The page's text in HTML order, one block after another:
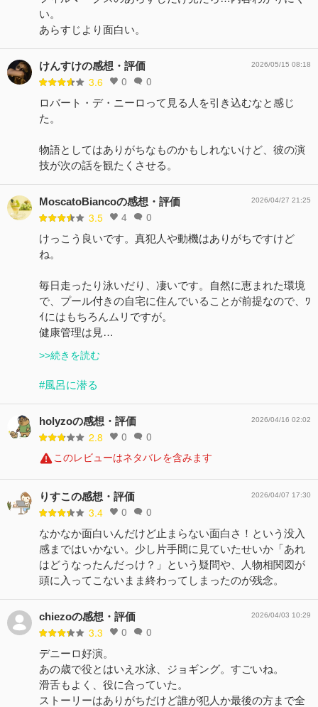
い。
あらすじより面白い。
けんすけの感想・評価
3.6 0 0
2026/05/15 08:18
ロバート・デ・ニーロって見る人を引き込むなと感じ
た。
物語としてはありがちなものかもしれないけど、彼の演
技が次の話を観たくさせる。
MoscatoBiancoの感想・評価
3.5 4 0
2026/04/27 21:25
けっこう良いです。真犯人や動機はありがちですけど
ね。
毎日走ったり泳いだり、凄いです。自然に恵まれた環境
で、プール付きの自宅に住んでいることが前提なので、ﾜ
ｲにはもちろんムリですが。
健康管理は見…
>>続きを読む
#風呂に潜る
holyzoの感想・評価
2.8 0 0
2026/04/16 02:02
このレビューはネタバレを含みます
りすこの感想・評価
3.4 0 0
2026/04/07 17:30
なかなか面白いんだけど止まらない面白さ！という没入
感まではいかない。少し片手間に見ていたせいか「あれ
はどうなったんだっけ？」という疑問や、人物相関図が
頭に入ってこないまま終わってしまったのが残念。
chiezoの感想・評価
3.3 0 0
2026/04/03 10:29
デニーロ好演。
あの歳で役とはいえ水泳、ジョギング。すごいね。
滑舌もよく、役に合っていた。
ストーリーはありがちだけど誰が犯人か最後の方まで全